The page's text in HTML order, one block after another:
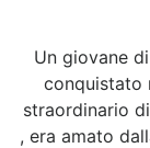
Un giovane
conquistato
straordinario
, era amato